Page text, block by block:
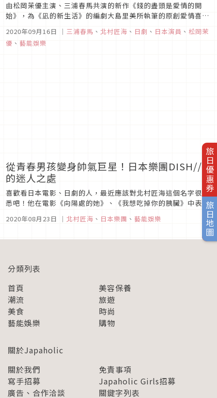
旅日優惠券
旅日地圖
由松岡茉優主演、三浦春馬共演的新作《錢的盡頭是愛情的開
始》，為《凪的新生活》的編劇大島里美所執筆的原創愛情喜
優，展開一連串多角戀習題，帶領觀眾探詢愛情、麵包大哉問！
「清貧女子」松岡茉優 VS 「浪費男子」三浦春馬 展開金錢觀大
2020年09月16日 ｜ 三浦春馬 、 北村匠海 、 日劇 、 日本演員 、 松岡茉
優 、 藝能娛樂
從青春男孩變身帥氣巨星！日本樂團DISH//
的迷人之處
喜歡看日本電影、日劇的人，最近應該對北村匠海這個名字很熟
悉吧！他在電影《向陽處的她》、《我想吃掉你的胰臟》中表現
亮眼，受到越來越多人的關注，無論是在日本或台灣都有許多人
喜愛。不過各位知道其實北村匠海還是樂團DISH//的成員嗎？一
起來認識一下這個日本樂團吧！DISH//介紹DISH//成立於 201...
2020年08月23日 ｜ 北村匠海 、 日本樂團 、 藝能娛樂
分類列表
首頁
美容保養
潮流
旅遊
美食
時尚
藝能娛樂
購物
關於Japaholic
關於我們
免責事項
寫手招募
Japaholic Girls招募
廣告、合作洽談
關鍵字列表